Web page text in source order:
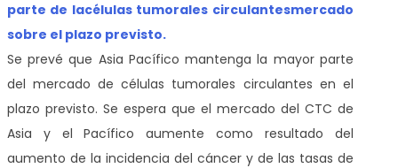
parte de lacélulas tumorales circulantesmercado
sobre el plazo previsto.
Se prevé que Asia Pacífico mantenga la mayor parte
del mercado de células tumorales circulantes en el
plazo previsto. Se espera que el mercado del CTC de
Asia y el Pacífico aumente como resultado del
aumento de la incidencia del cáncer y de las tasas de